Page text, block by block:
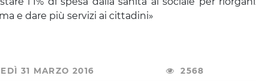
e dare più servizi ai cittadini»
31 MARZO 2016 2568